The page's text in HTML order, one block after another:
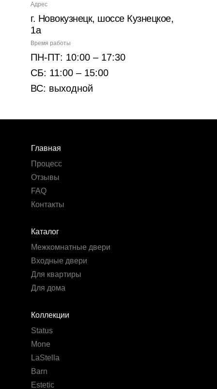
Время работы
ПН-ПТ: 10:00 – 17:30
СБ: 11:00 – 15:00
ВС: выходной
Адрес
г. Новокузнецк, шоссе Кузнецкое,
1а
Коллекции
Status
Mone
LaStella
Barn
Estetic
Каталог
Межкомнатные двери
Входные двери
Для квартиры
Для дома
Главная
Процесс
Отзывы
FAQ
Контакты